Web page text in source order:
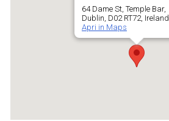
64 Dame St, Temple Bar,
Dublin, D02 RT72, Ireland
Apri in Maps